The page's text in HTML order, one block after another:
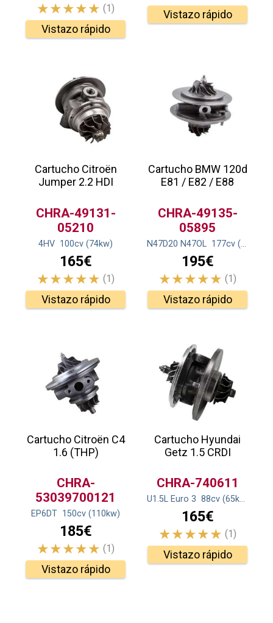
(1)
Vistazo rápido
Vistazo rápido
Cartucho Citroën
Jumper 2.2 HDI
CHRA-49131-
05210
4HV 100cv (74kw)
165€
(1)
Vistazo rápido
Cartucho BMW 120d
E81 / E82 / E88
CHRA-49135-
05895
N47D20 N47OL 177cv (130
195€
(1)
Vistazo rápido
Cartucho Citroën C4
1.6 (THP)
CHRA-
53039700121
EP6DT 150cv (110kw)
185€
(1)
Vistazo rápido
Cartucho Hyundai
Getz 1.5 CRDI
CHRA-740611
U1.5L Euro 3 88cv (65kw
165€
(1)
Vistazo rápido